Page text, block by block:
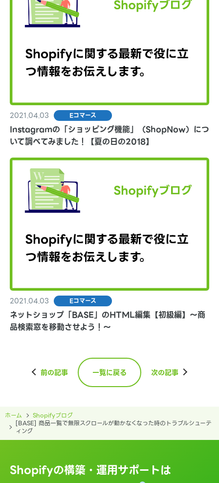
2021.04.03 Eコマース
Instagramの「ショッピング機能」（ShopNow）につ
いて調べてみました！【夏の日の2018】
2021.04.03 Eコマース
ネットショップ「BASE」のHTML編集【初級編】〜商
品検索窓を移動させよう！〜
前の記事 一覧に戻る 次の記事
ホーム
Shopifyブログ
[BASE] 商品一覧で無限スクロールが動かなくなった時のトラブルシューテ
ィング
Shopifyの構築・運用サポートは